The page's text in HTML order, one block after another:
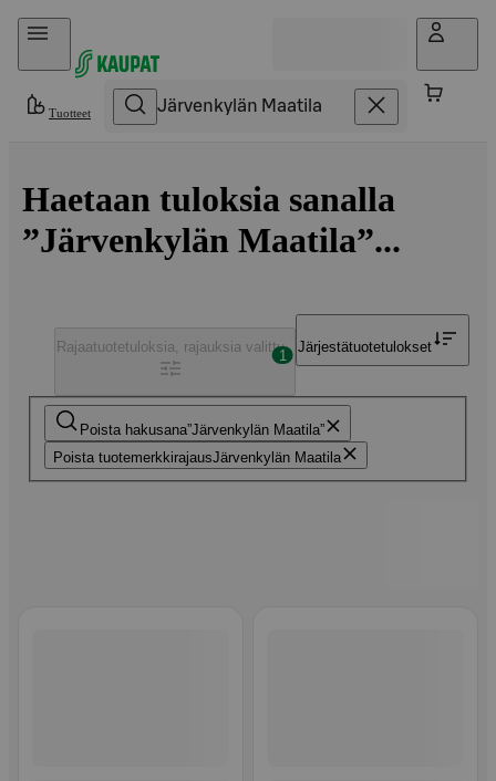
Hyppää sisältöön
Tuotteet
Haetaan tuloksia sanalla
”Järvenkylän Maatila”...
Poista hakusana Järvenkylän Maatila
Poista tuotemerkkirajausJärvenkylän Maatila
Rajaatuotetuloksia, rajauksia valittu
1
Järjestätuotetulokset